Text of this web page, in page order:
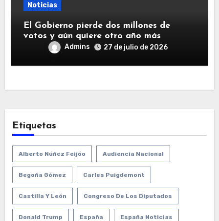
Noticias
El Gobierno pierde dos millones de
votos y aún quiere otro año más
Admins 27 de julio de 2026
Etiquetas
Alberto Núñez Feijóo Audiencia Nacional
Begoña Gómez Carles Puigdemont
Castilla Y León Congreso De Los Diputados
Donald Trump España España Noticias